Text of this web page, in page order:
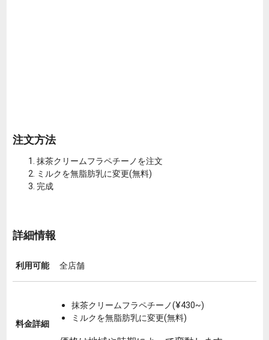
注文方法
抹茶クリームフラペチーノを注文
ミルクを無脂肪乳に変更(無料)
完成
詳細情報
利用可能 全店舗
料金詳細
抹茶クリームフラペチーノ(¥430~)
ミルクを無脂肪乳に変更(無料)